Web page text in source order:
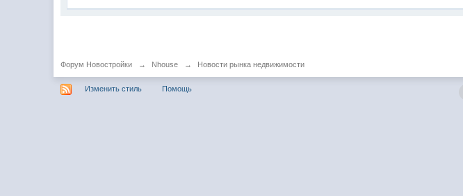
Форум Новостройки → Nhouse → Новости рынка недвижимости
Изменить стиль Помощь